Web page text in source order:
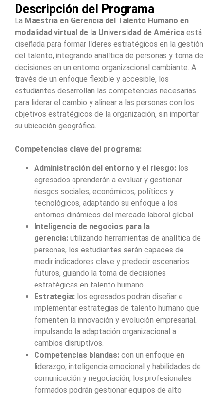
Descripción del Programa
La Maestría en Gerencia del Talento Humano en
modalidad virtual de la Universidad de América está
diseñada para formar líderes estratégicos en la gestión
del talento, integrando analítica de personas y toma de
decisiones en un entorno organizacional cambiante. A
través de un enfoque flexible y accesible, los
estudiantes desarrollan las competencias necesarias
para liderar el cambio y alinear a las personas con los
objetivos estratégicos de la organización, sin importar
su ubicación geográfica.
Competencias clave del programa:
Administración del entorno y el riesgo: los
egresados aprenderán a evaluar y gestionar
riesgos sociales, económicos, políticos y
tecnológicos, adaptando su enfoque a los
entornos dinámicos del mercado laboral global.
Inteligencia de negocios para la
gerencia: utilizando herramientas de analítica de
personas, los estudiantes serán capaces de
medir indicadores clave y predecir escenarios
futuros, guiando la toma de decisiones
estratégicas en talento humano.
Estrategia: los egresados podrán diseñar e
implementar estrategias de talento humano que
fomenten la innovación y evolución empresarial,
impulsando la adaptación organizacional a
cambios disruptivos.
Competencias blandas: con un enfoque en
liderazgo, inteligencia emocional y habilidades de
comunicación y negociación, los profesionales
formados podrán gestionar equipos de alto